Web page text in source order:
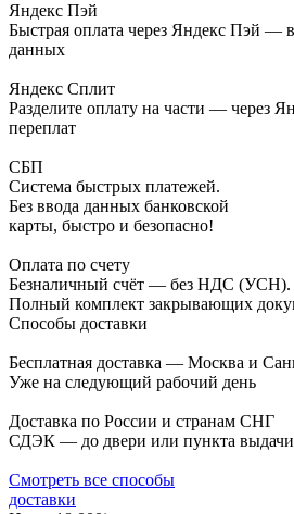
Яндекс Пэй
Быстрая оплата через Яндекс Пэй —
данных
Яндекс Сплит
Разделите оплату на части — через
переплат
СБП
Система быстрых платежей.
Без ввода данных банковской
карты, быстро и безопасно!
Оплата по счету
Безналичный счёт — без НДС (УСН).
Полный комплект закрывающих
Способы доставки
Бесплатная доставка — Москва и
Уже на следующий рабочий день
Доставка по России и странам СНГ
СДЭК — до двери или пункта выдачи
Смотреть все способы
доставки